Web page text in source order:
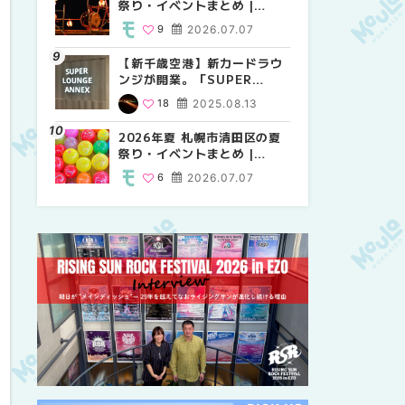
祭り・イベントまとめ |
MouLa HOKKAIDO
2026.07.07
9
【新千歳空港】新カードラウ
ンジが開業。「SUPER
LOUNGE ANNEX（スーパー
ラウンジアネックス）」をご
紹介！！ | MouLa
HOKKAIDO
2025.08.13
18
2026年夏 札幌市清田区の夏
祭り・イベントまとめ |
MouLa HOKKAIDO
2026.07.07
6
祭り・イベントまとめ |
9
2026年夏 札幌市中央区の夏
祭り・イベントまとめ |
9
2026年夏 恵庭市・千歳市の
夏祭り・イベントまとめ |
9
しか買えない絶対に外せない
限定スイーツ・焼き菓子18選
| MouLa HOKKAIDO
25
【新千歳空港】新カードラウ
ンジが開業。「SUPER
ラウンジアネックス）」をご
紹介！！ | MouLa
HOKKAIDO
18
2026年夏 札幌市豊平区の夏
祭り・イベントまとめ |
9